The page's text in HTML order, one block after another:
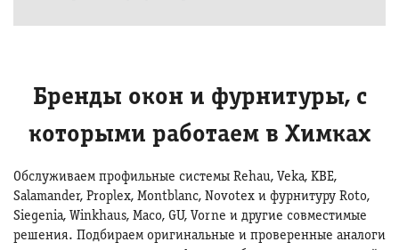
Бренды окон и фурнитуры, с
которыми работаем в Химках
Обслуживаем профильные системы Rehau, Veka, KBE,
Salamander, Proplex, Montblanc, Novotex и фурнитуру Roto,
Siegenia, Winkhaus, Maco, GU, Vorne и другие совместимые
решения. Подбираем оригинальные и проверенные аналоги